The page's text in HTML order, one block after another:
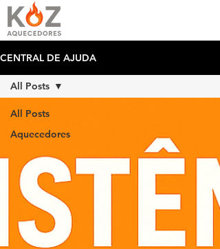
CENTRAL DE AJUDA
All Posts
Aquecedores
All Posts